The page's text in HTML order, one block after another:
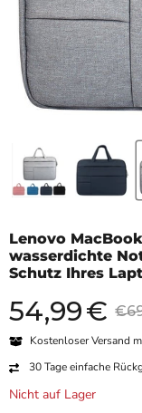
Lenovo
wasserdichte
Schutz Ihres
Aktueller Preis
54,99€
Kostenloser Versand
30 Tage einfache
Nicht auf Lager